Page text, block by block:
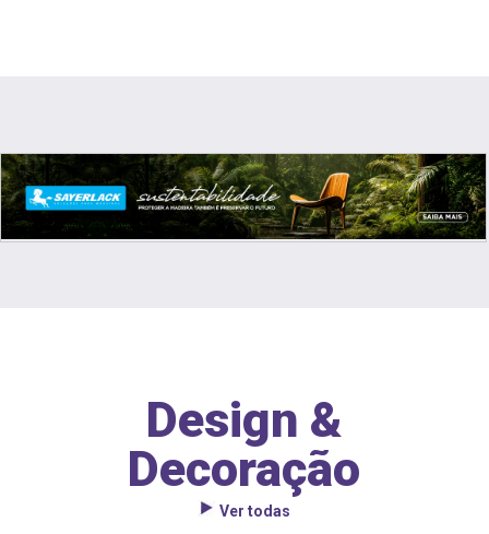
Design &
Decoração
Ver todas